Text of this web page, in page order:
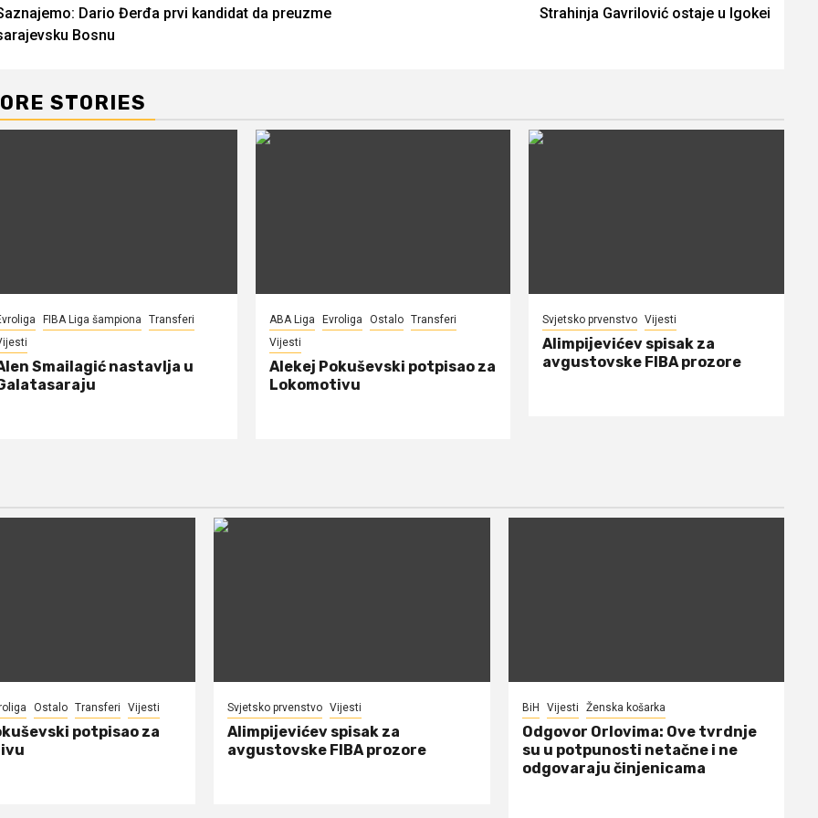
Dario Đerđa prvi kandidat da preuzme
Bosnu
Strahinja Gavrilović ostaje u Igokei
STORIES
FIBA Liga šampiona
Transferi
Smailagić nastavlja u
ABA Liga Evroliga Ostalo Transferi
Vijesti
Alekej Pokuševski potpisao za
Lokomotivu
Svjetsko prvenstvo Vijesti
Alimpijevićev spisak za
avgustovske FIBA prozore
Ostalo Transferi Vijesti
potpisao za
Svjetsko prvenstvo Vijesti
Alimpijevićev spisak za
avgustovske FIBA prozore
BiH Vijesti Ženska košarka
Odgovor Orlovima: ​Ove tvrdnje
su u potpunosti netačne i ne
odgovaraju činjenicama